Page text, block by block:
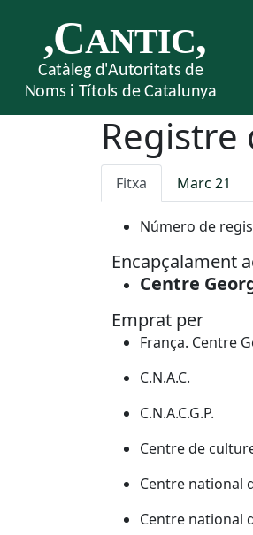
Fitxa Marc 21
Número de
Encapçalament
Centre
Emprat per
França. Centre
C.N.A.C.
C.N.A.C.G.P.
Centre de
Centre national
Centre national